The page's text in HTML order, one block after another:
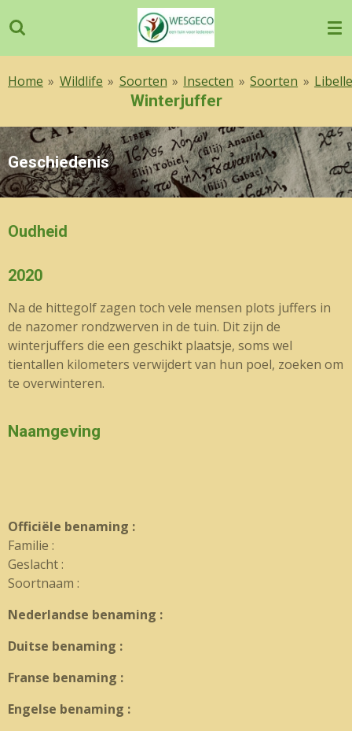
direct
naar
hoofdinhoud
Home » Wildlife » Soorten » Insecten » Soorten »
Winterjuffer
Geschiedenis
Oudheid
2020
Na de hittegolf zagen toch vele mensen plots juffers in
de nazomer rondzwerven in de tuin. Dit zijn de
winterjuffers die een geschikt plaatsje, soms wel
tientallen kilometers verwijdert van hun poel, zoeken om
te overwinteren.
Naamgeving
Officiële benaming :
Familie :
Geslacht :
Soortnaam :
Nederlandse benaming :
Duitse benaming :
Franse benaming :
Engelse benaming :